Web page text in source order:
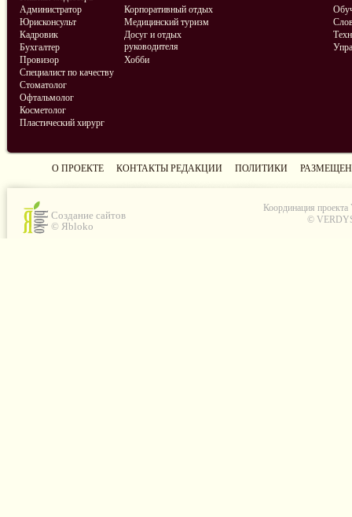
Администратор
Юрисконсульт
Кадровик
Бухгалтер
Провизор
Специалист по качеству
Стоматолог
Офтальмолог
Косметолог
Пластический хирург
Корпоративный отдых
Медицинский туризм
Досуг и отдых
руководителя
Хобби
О ПРОЕКТЕ КОНТАКТЫ РЕДАКЦИИ ПОЛИТИКИ
Создание сайтов
© Яbloko
Координация проекта
©